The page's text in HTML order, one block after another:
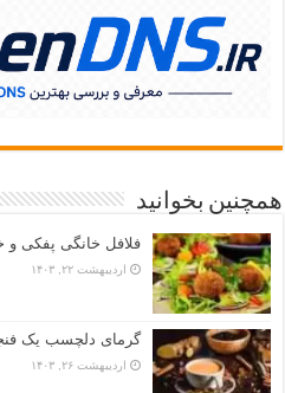
همچنین بخوانید
فلافل خانگی پفکی
اردیبهشت ۲۲, ۱۴۰۳
گرمای دلچسب یک
اردیبهشت ۲۶, ۱۴۰۳